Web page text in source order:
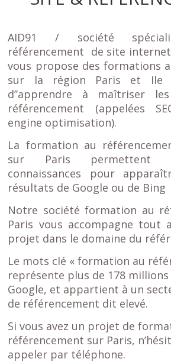
AID91 / société
référencement de site internet
vous propose des formations
sur la région Paris et Ile
d’’apprendre à maîtriser
référencement (appelées
engine optimisation).
La formation au
sur Paris permettent
connaissances pour
résultats de Google ou de Bing
Notre société formation au
Paris vous accompagne tout
projet dans le domaine du
Le mots clé « formation au
représente plus de 178
Google, et appartient à un
de référencement dit elevé.
Si vous avez un projet de
référencement sur Paris,
appeler par téléphone.